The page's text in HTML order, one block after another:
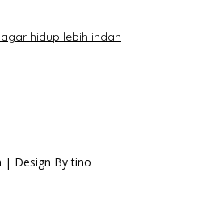
hidup lebih indah
| Design By tino